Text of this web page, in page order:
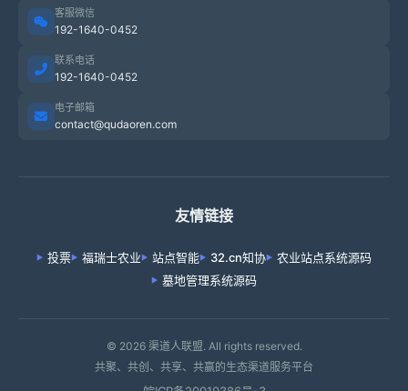
客服微信
192-1640-0452
联系电话
192-1640-0452
电子邮箱
contact@qudaoren.com
友情链接
投票 福瑞士农业 站点智能 32.cn知协
农业站点系统源码
墓地管理系统源码
© 2026 渠道人联盟. All rights reserved.
共聚、共创、共享、共赢的生态渠道服务平台